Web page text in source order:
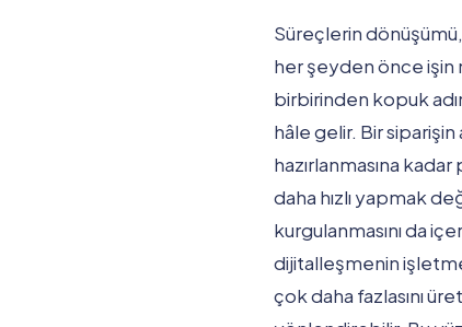
Süreçlerin
her şeyden önce işin
birbirinden kopuk
hâle gelir. Bir siparişin
hazırlanmasına
daha hızlı yapmak
kurgulanmasını da
dijitalleşmenin
çok daha fazlasını